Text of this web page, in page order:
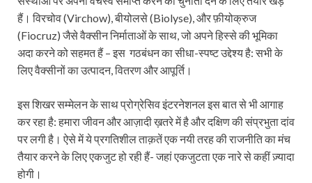
हैं। विरचोव (Virchow), बीयोलसे (Biolyse), और फ़ीयोक्रुज
(Fiocruz) जैसे वैक्सीन निर्माताओं के साथ, जो अपने हिस्से की भूमिका
अदा करने को सहमत हैं – इस गठबंधन का सीधा-स्पष्ट उद्देश्य है: सभी के
लिए वैक्सीनों का उत्पादन, वितरण और आपूर्ति।
इस शिखर सम्मेलन के साथ प्रोग्रेसिव इंटरनेशनल इस बात से भी आगाह
कर रहा है: हमारा जीवन और आज़ादी ख़तरे में है और दक्षिण की संप्रभुता दांव
पर लगी है। ऐसे में ये प्रगतिशील ताक़तें एक नयी तरह की राजनीति का मंच
तैयार करने के लिए एकजुट हो रही हैं- जहां एकजुटता एक नारे से कहीं ज़्यादा
होगी।